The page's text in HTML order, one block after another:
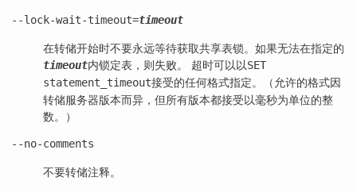
--lock-wait-timeout=timeout
在转储开始时不要永远等待获取共享表锁。如果无法在指定的
timeout内锁定表，则失败。 超时可以以SET
statement_timeout接受的任何格式指定。（允许的格式因
转储服务器版本而异，但所有版本都接受以毫秒为单位的整
数。）
--no-comments
不要转储注释。